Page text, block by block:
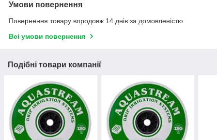
Умови повернення
Повернення товару впродовж 14 днів за домовленістю
Всі умови повернення
Подібні товари компанії